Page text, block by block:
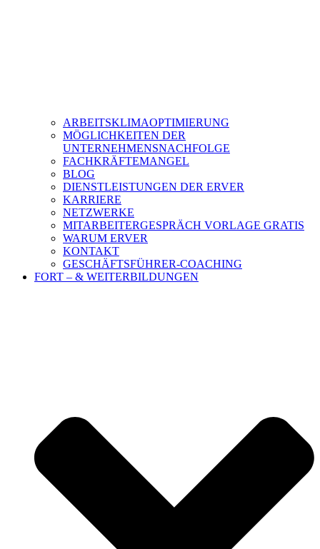
ARBEITSKLIMAOPTIMIERUNG
MÖGLICHKEITEN DER
UNTERNEHMENSNACHFOLGE
FACHKRÄFTEMANGEL
BLOG
DIENSTLEISTUNGEN DER ERVER
KARRIERE
NETZWERKE
MITARBEITERGESPRÄCH VORLAGE GRATIS
WARUM ERVER
KONTAKT
GESCHÄFTSFÜHRER-COACHING
FORT – & WEITERBILDUNGEN